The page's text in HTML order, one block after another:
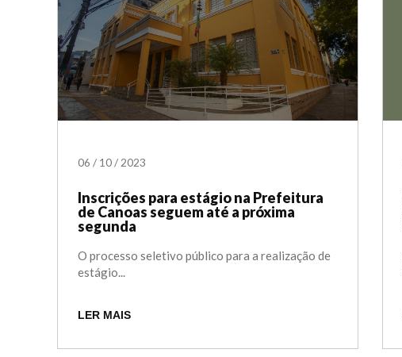
06 / 10/2023
Inscrições para estágio na Prefeitura
de Canoas seguem até a próxima
segunda
O processo seletivo público para a realização de
estágio...
LER MAIS